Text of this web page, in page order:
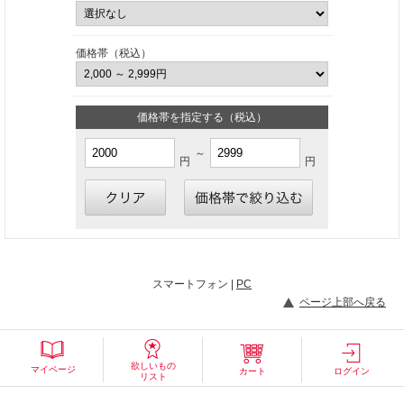
価格帯（税込）
価格帯を指定する（税込）
円
～
円
スマートフォン |
PC
ページ上部へ戻る
マイページ
欲しいもの
リスト
カート ログイン